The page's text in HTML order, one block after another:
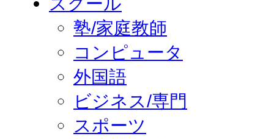
塾/家庭教師
コンピュータ
外国語
ビジネス/専門
スポーツ